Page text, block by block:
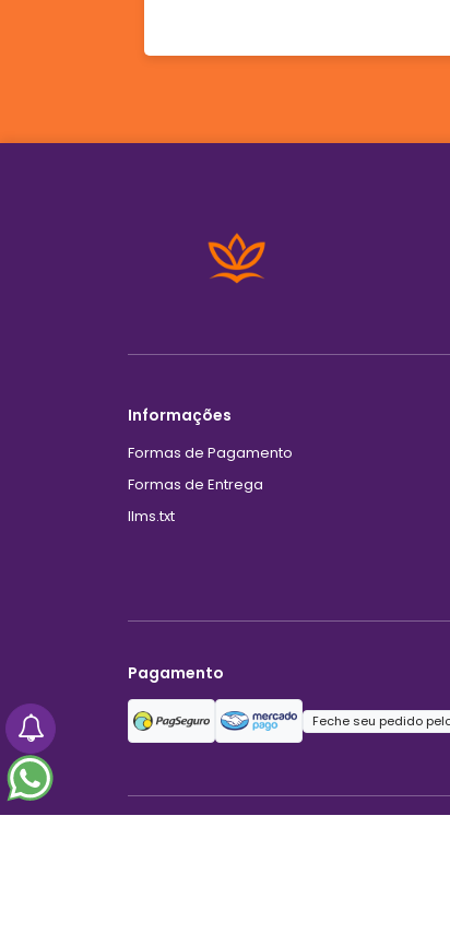
Informações
Formas de Pagamento
Formas de Entrega
llms.txt
Pagamento
Feche seu pedido